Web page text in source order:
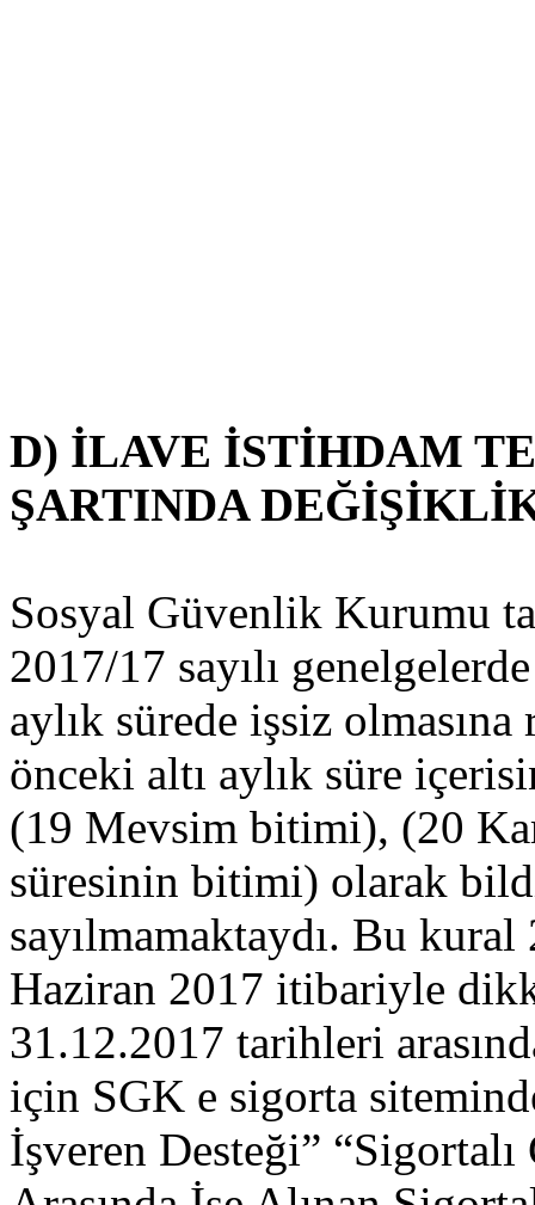
D) İLAVE İSTİHDAM
ŞARTINDA
Sosyal Güvenlik Kurumu
2017/17 sayılı
aylık sürede işsiz
önceki altı aylık süre
(19 Mevsim bitimi), (20
süresinin bitimi) olarak
sayılmamaktaydı. Bu
Haziran 2017 itibariyle
31.12.2017 tarihleri
için SGK e sigorta
İşveren Desteği”